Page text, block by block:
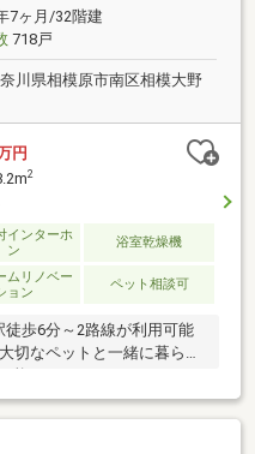
7ヶ月/32階建
718戸
川県相模原市南区相模大野
円
2
インターホ
ン
浴室乾燥機
ムリノベー
ョン
ペット相談可
歩6分～2路線が利用可能
切なペットと一緒に暮らせ
能♪■シアタールームやキッ
らではの共用施設が充実
24時間オンライン警備＆ダ
タワー邸宅♪■当日OKの見学